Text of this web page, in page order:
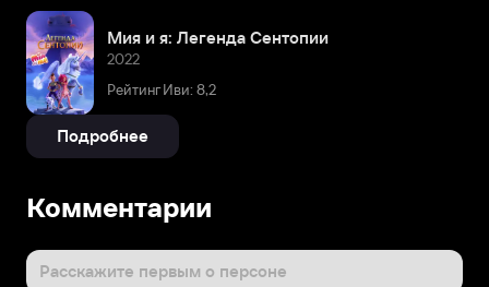
Мия и я: Легенда Сентопии
2022
Рейтинг Иви: 8,2
Подробнее
Комментарии
Расскажите первым о персоне